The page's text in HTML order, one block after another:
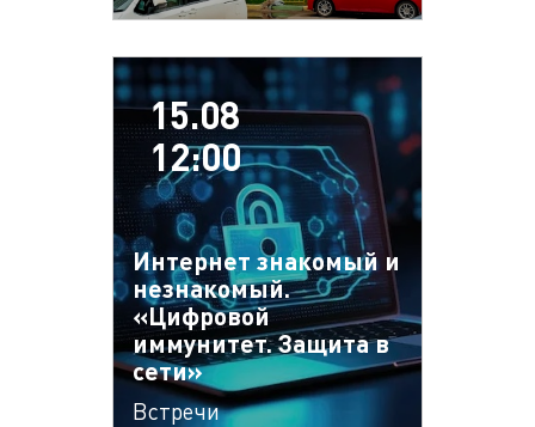
15.08
12:00
Интернет знакомый и
незнакомый.
«Цифровой
иммунитет. Защита в
сети»
Встречи